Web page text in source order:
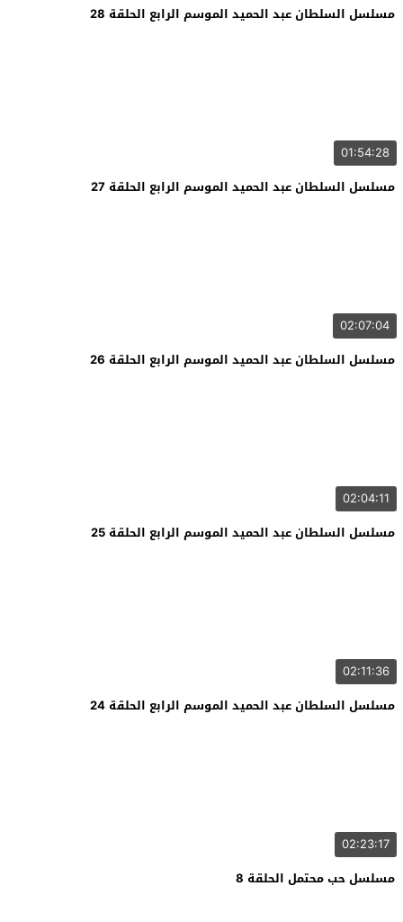
مسلسل السلطان عبد الحميد الموسم الرابع الحلقة 28
01:54:28
مسلسل السلطان عبد الحميد الموسم الرابع الحلقة 27
02:07:04
مسلسل السلطان عبد الحميد الموسم الرابع الحلقة 26
02:04:11
مسلسل السلطان عبد الحميد الموسم الرابع الحلقة 25
02:11:36
مسلسل السلطان عبد الحميد الموسم الرابع الحلقة 24
02:23:17
مسلسل حب محتمل الحلقة 8